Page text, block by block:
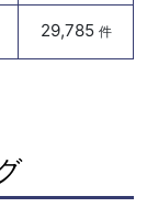
29,785 件